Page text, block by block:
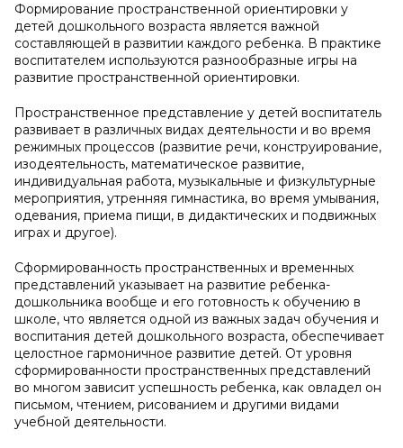
Формирование пространственной ориентировки у
детей дошкольного возраста является важной
составляющей в развитии каждого ребенка. В практике
воспитателем используются разнообразные игры на
развитие пространственной ориентировки.
Пространственное представление у детей воспитатель
развивает в различных видах деятельности и во время
режимных процессов (развитие речи, конструирование,
изодеятельность, математическое развитие,
индивидуальная работа, музыкальные и физкультурные
мероприятия, утренняя гимнастика, во время умывания,
одевания, приема пищи, в дидактических и подвижных
играх и другое).
Сформированность пространственных и временных
представлений указывает на развитие ребенка-
дошкольника вообще и его готовность к обучению в
школе, что является одной из важных задач обучения и
воспитания детей дошкольного возраста, обеспечивает
целостное гармоничное развитие детей. От уровня
сформированности пространственных представлений
во многом зависит успешность ребенка, как овладел он
письмом, чтением, рисованием и другими видами
учебной деятельности.